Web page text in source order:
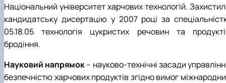
Національний університет харчових технологій.
кандидатську дисертацію у 2007 році за
05.18.05 технологія цукристих речовин та
бродіння.
Науковий напрямок– науково-технічні засади
безпечністю харчових продуктів згідно вимог